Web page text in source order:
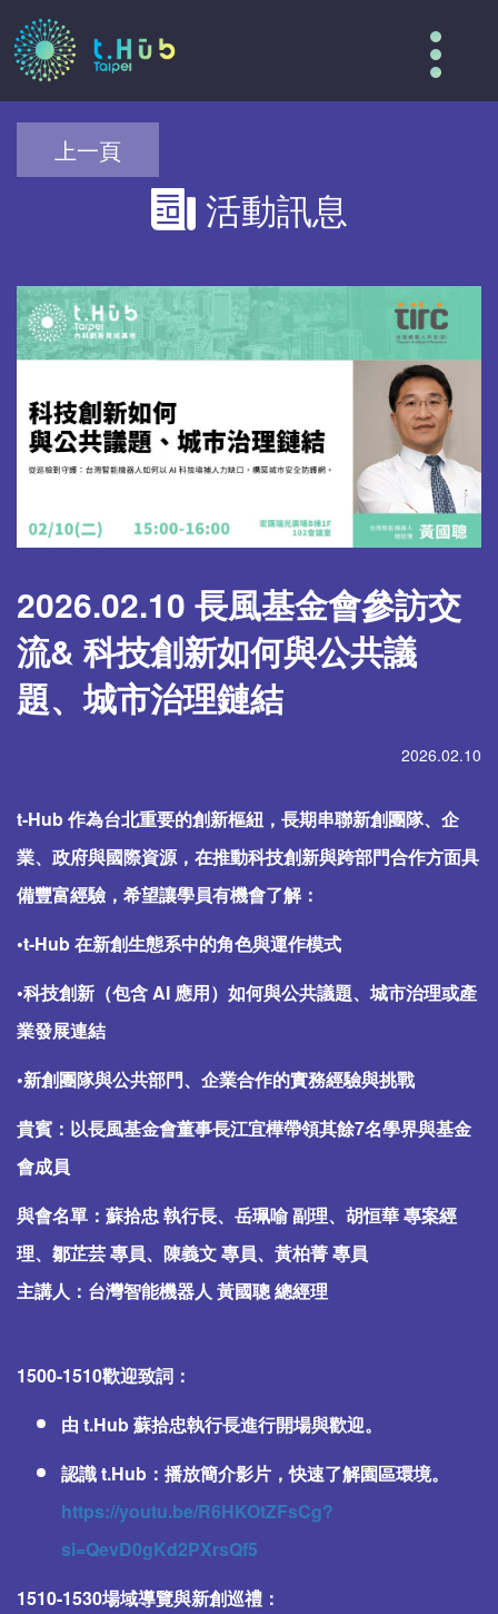
上一頁
活動訊息
2026.02.10 長風基金會參訪交
流& 科技創新如何與公共議
題、城市治理鏈結
2026.02.10
t-Hub 作為台北重要的創新樞紐，長期串聯新創團隊、企
業、政府與國際資源，在推動科技創新與跨部門合作方面具
備豐富經驗，希望讓學員有機會了解：
•t-Hub 在新創生態系中的角色與運作模式
•科技創新（包含 AI 應用）如何與公共議題、城市治理或產
業發展連結
•新創團隊與公共部門、企業合作的實務經驗與挑戰
貴賓：以長風基金會董事長江宜樺帶領其餘7名學界與基金
會成員
與會名單：蘇拾忠 執行長、岳珮喻 副理、胡恒華 專案經
理、鄒芷芸 專員、陳義文 專員、黃柏菁 專員
主講人：台灣智能機器人 黃國聰 總經理
1500-1510歡迎致詞：
由 t.Hub 蘇拾忠執行長進行開場與歡迎。
認識 t.Hub：播放簡介影片，快速了解園區環境。
https://youtu.be/R6HKOtZFsCg?
si=QevD0gKd2PXrsQf5
1510-1530場域導覽與新創巡禮：